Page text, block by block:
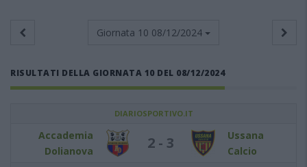
Giornata 10 08/12/2024
RISULTATI DELLA GIORNATA 10 DEL 08/12/2024
DIARIOSPORTIVO.IT
Accademia
Dolianova
2 - 3
Ussana
Calcio